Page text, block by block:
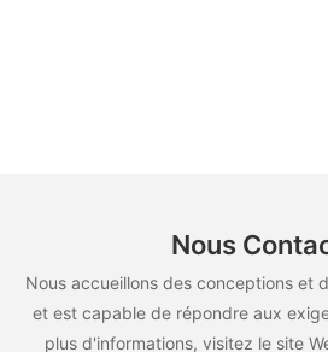
Nous
Nous accueillons des conceptions et
et est capable de répondre aux
plus d'informations, visitez le site